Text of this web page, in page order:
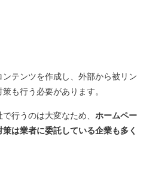
テンツを作成し、外部から被リン
も行う必要があります。
で行うのは大変なため、ホームペー
は業者に委託している企業も多く